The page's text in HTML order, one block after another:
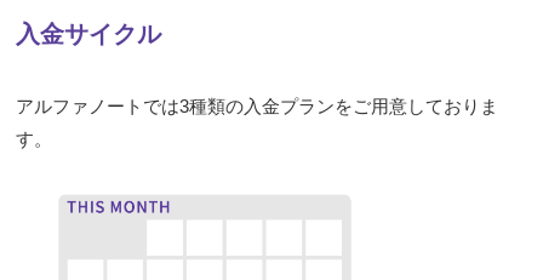
入金サイクル
アルファノートでは3種類の入金プランをご用意しておりま
す。